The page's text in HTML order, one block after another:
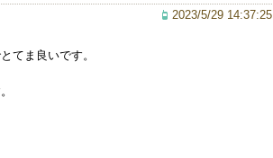
2023/5/29 14:37:25
てま良いです。